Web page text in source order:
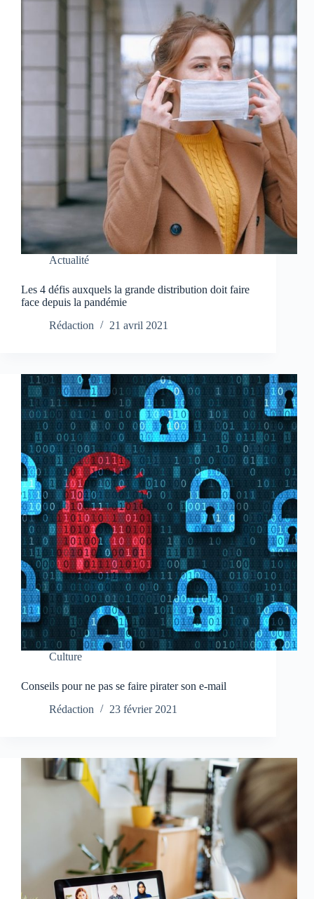
Actualité
Les 4 défis auxquels la grande distribution doit faire
face depuis la pandémie
Rédaction
21 avril 2021
Culture
Conseils pour ne pas se faire pirater son e-mail
Rédaction
23 février 2021